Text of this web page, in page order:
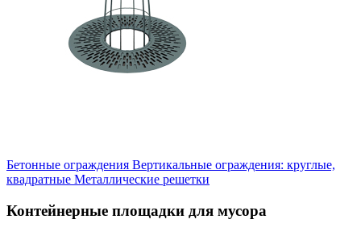
Бетонные ограждения Вертикальные ограждения: круглые,
квадратные Металлические решетки
Контейнерные площадки для мусора